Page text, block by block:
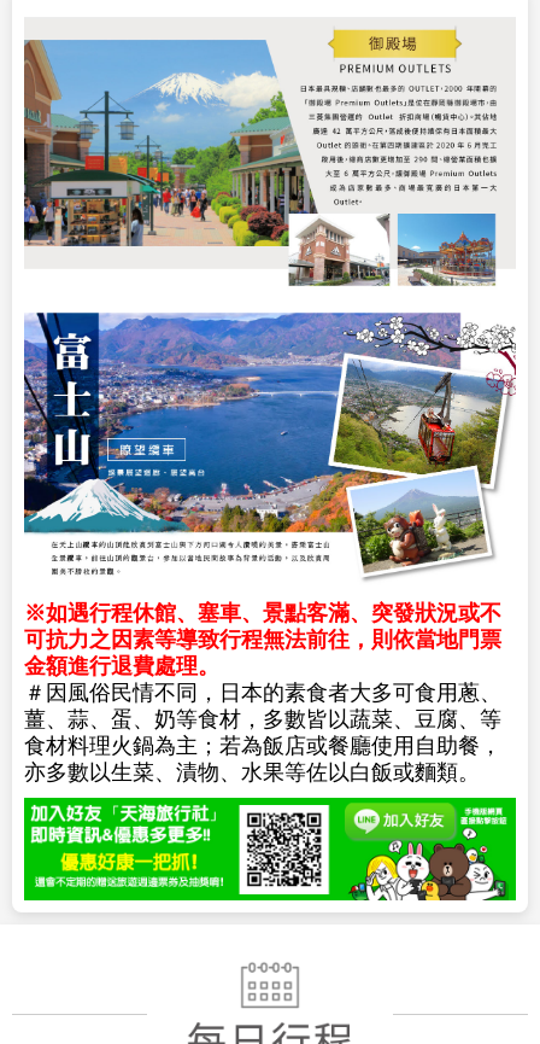
※如遇行程休館、塞車、景點客滿、突發狀況或不
可抗力之因素等導致行程無法前往，則依當地門票
金額進行退費處理。
＃因風俗民情不同，日本的素食者大多可食用蔥、
薑、蒜、蛋、奶等食材，多數皆以蔬菜、豆腐、等
食材料理火鍋為主；若為飯店或餐廳使用自助餐，
亦多數以生菜、漬物、水果等佐以白飯或麵類。